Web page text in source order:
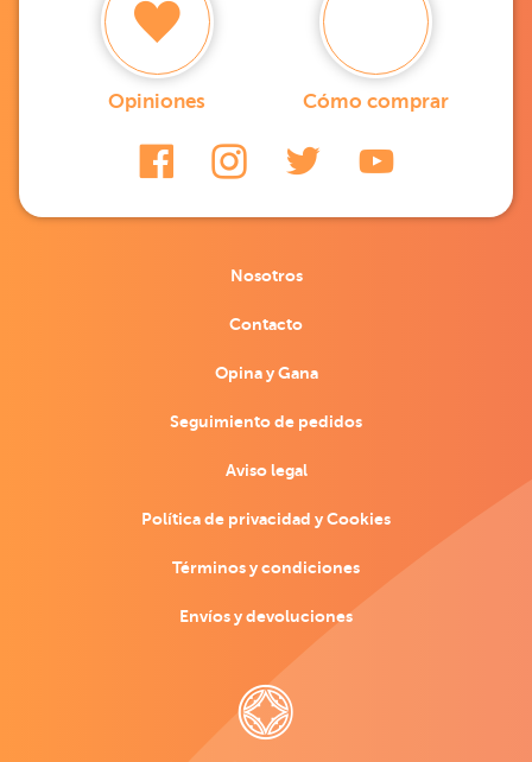
Opiniones Cómo comprar
Nosotros
Contacto
Opina y Gana
Seguimiento de pedidos
Aviso legal
Política de privacidad y Cookies
Términos y condiciones
Envíos y devoluciones